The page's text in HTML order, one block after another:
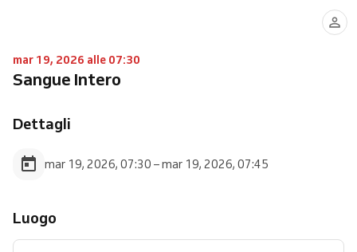
mar 19, 2026 alle 07:30
Sangue Intero
Dettagli
mar 19, 2026, 07:30 – mar 19, 2026, 07:45
Luogo